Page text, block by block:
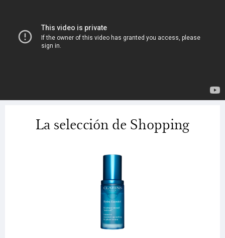
La selección de Shopping